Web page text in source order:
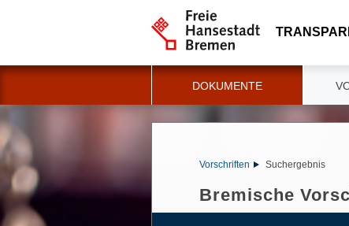
DOKUMENTE
Vorschriften Suchergebnis
Bremische